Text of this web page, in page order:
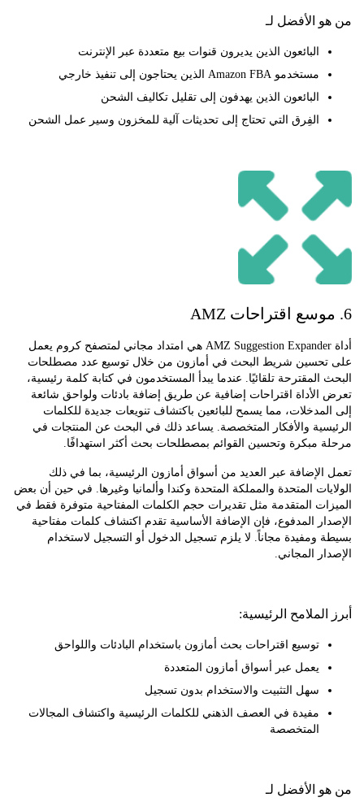
الأفضل لـ
البائعون الذين يديرون قنوات بيع متعددة عبر الإنترنت
مستخدمو Amazon FBA الذين يحتاجون إلى تنفيذ خارجي
البائعون الذين يهدفون إلى تقليل تكاليف الشحن
الفِرق التي تحتاج إلى تحديثات آلية للمخزون وسير عمل الشحن
أداة AMZ Suggestion Expander هي امتداد مجاني لمتصفح كروم يعمل
شريط البحث في أمازون من خلال توسيع عدد مصطلحات
المقترحة تلقائيًا. عندما يبدأ المستخدمون في كتابة كلمة رئيسية،
اقتراحات إضافية عن طريق إضافة بادئات ولواحق شائعة
مما يسمح للبائعين باكتشاف تنويعات جديدة للكلمات
والأفكار المتخصصة. يساعد ذلك في البحث عن المنتجات في
مبكرة وتحسين القوائم بمصطلحات بحث أكثر استهدافًا.
عبر العديد من أسواق أمازون الرئيسية، بما في ذلك
المتحدة والمملكة المتحدة وكندا وألمانيا وغيرها. في حين أن بعض
المتقدمة مثل تقديرات حجم الكلمات المفتاحية متوفرة فقط في
المدفوع، فإن الإضافة الأساسية تقدم اكتشاف كلمات مفتاحية
ومفيدة مجاناً. لا يلزم تسجيل الدخول أو التسجيل لاستخدام
المجاني.
الرئيسية:
توسيع اقتراحات بحث أمازون باستخدام البادئات واللواحق
يعمل عبر أسواق أمازون المتعددة
سهل التثبيت والاستخدام بدون تسجيل
مفيدة في العصف الذهني للكلمات الرئيسية واكتشاف المجالات
المتخصصة
الأفضل لـ